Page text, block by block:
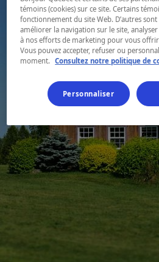
témoins (cookies) sur ce site. Certains
fonctionnement du site Web. D’autres
améliorer la navigation sur le site,
à nos efforts de marketing pour vous
Vous pouvez accepter, refuser ou
moment.
Consultez notre politique de
Personnaliser